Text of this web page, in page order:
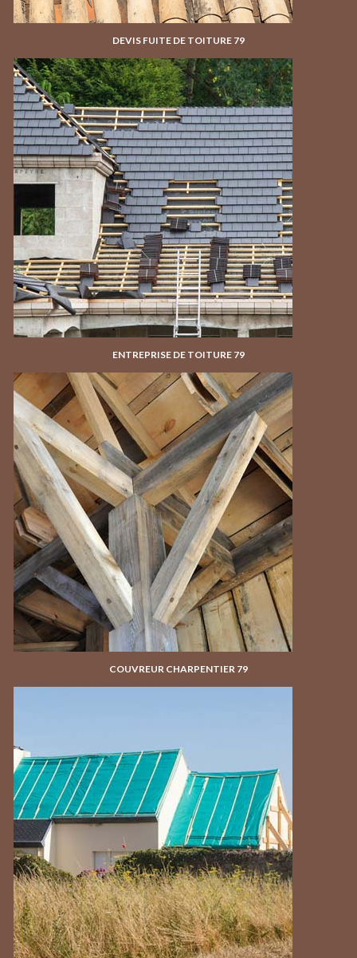
DEVIS FUITE DE TOITURE 79
ENTREPRISE DE TOITURE 79
COUVREUR CHARPENTIER 79